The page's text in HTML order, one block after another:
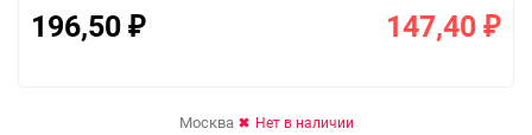
196,50 ₽ 147,40 ₽
Москва Нет в наличии